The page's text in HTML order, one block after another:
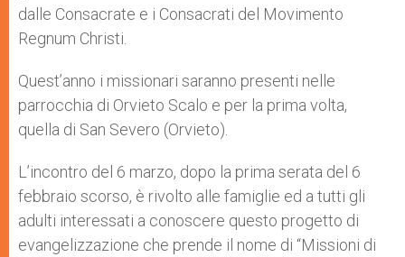
dalle Consacrate e i Consacrati del Movimento
Regnum Christi.
Quest’anno i missionari saranno presenti nelle
parrocchia di Orvieto Scalo e per la prima volta,
quella di San Severo (Orvieto).
L’incontro del 6 marzo, dopo la prima serata del 6
febbraio scorso, è rivolto alle famiglie ed a tutti gli
adulti interessati a conoscere questo progetto di
evangelizzazione che prende il nome di “Missioni di